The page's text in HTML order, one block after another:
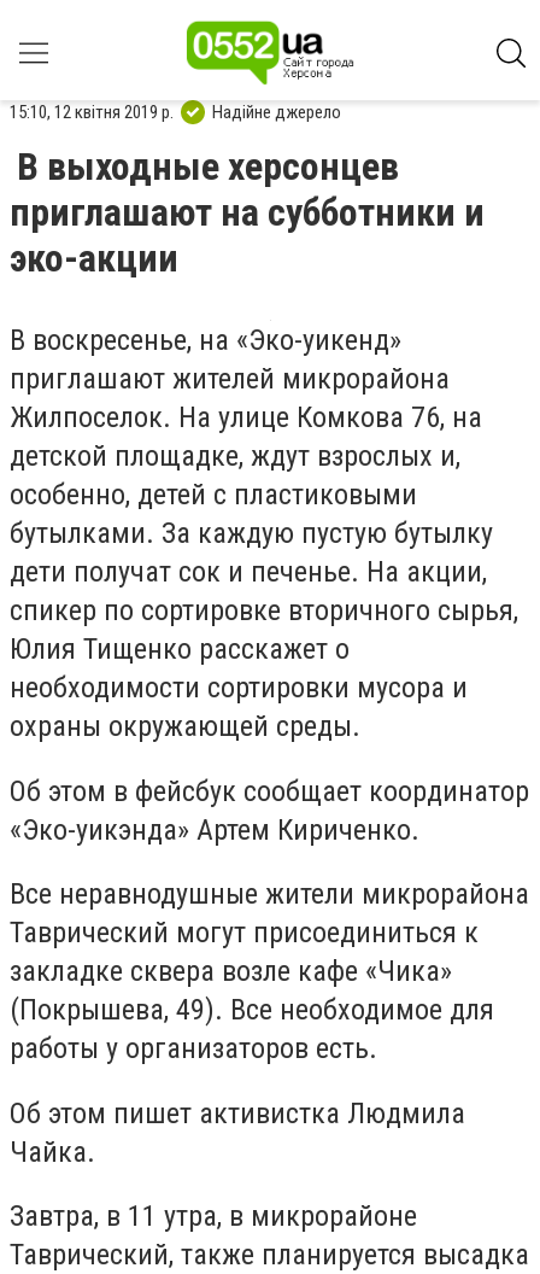
15:10, 12 квітня 2019 р. Надійне джерело
В выходные херсонцев
приглашают на субботники и
эко-акции
В воскресенье, на «Эко-уикенд»
приглашают жителей микрорайона
Жилпоселок. На улице Комкова 76, на
детской площадке, ждут взрослых и,
особенно, детей с пластиковыми
бутылками. За каждую пустую бутылку
дети получат сок и печенье. На акции,
спикер по сортировке вторичного сырья,
Юлия Тищенко расскажет о
необходимости сортировки мусора и
охраны окружающей среды.
Об этом в фейсбук сообщает координатор
«Эко-уикэнда» Артем Кириченко.
Все неравнодушные жители микрорайона
Таврический могут присоединиться к
закладке сквера возле кафе «Чика»
(Покрышева, 49). Все необходимое для
работы у организаторов есть.
Об этом пишет активистка Людмила
Чайка.
Завтра, в 11 утра, в микрорайоне
Таврический, также планируется высадка